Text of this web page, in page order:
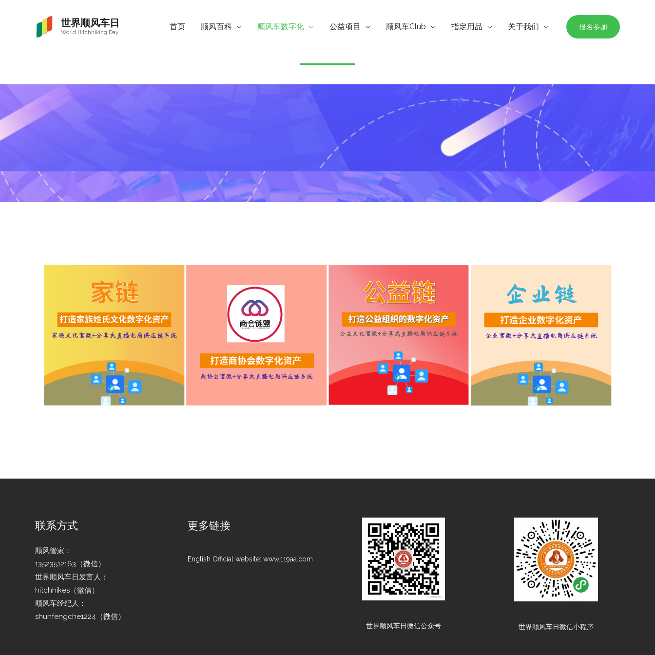
世界顺风车日
World Hitchhiking Day
首页 顺风百科 顺风车数字化 公益项目 顺风车Club 指定用品 关于我们 报名参加
联系方式
顺风管家：
13523512163（微信）
世界顺风车日发言人：
hitchhikes（微信）
顺风车经纪人：
shunfengche1224（微信）
更多链接
English Official website: www.119aa.com
世界顺风车日微信公众号 世界顺风车日微信小程序